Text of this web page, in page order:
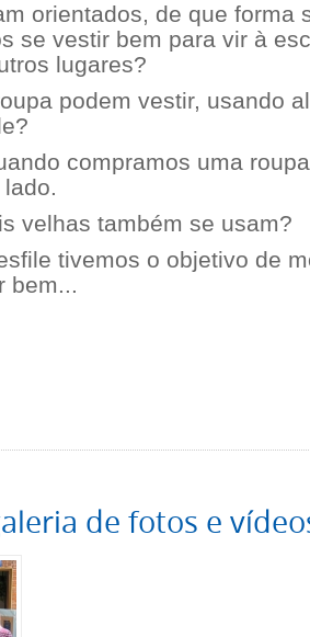
orientados, de que forma
se vestir bem para vir à
lugares?
podem vestir, usando
compramos uma
velhas também se usam?
tivemos o objetivo de
bem...
de fotos e